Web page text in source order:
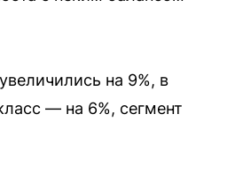
на 9%, в
— на 6%, сегмент